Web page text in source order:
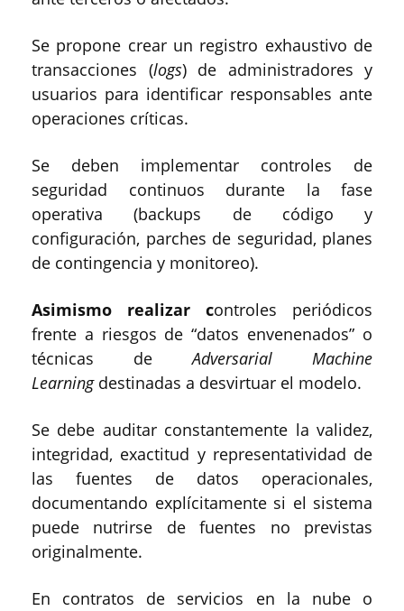
Se propone crear un registro exhaustivo de
transacciones (logs) de administradores y
usuarios para identificar responsables ante
operaciones críticas.
Se deben implementar controles de
seguridad continuos durante la fase
operativa (backups de código y
configuración, parches de seguridad, planes
de contingencia y monitoreo).
Asimismo realizar controles periódicos
frente a riesgos de “datos envenenados” o
técnicas deAdversarial Machine
Learningdestinadas a desvirtuar el modelo.
Se debe auditar constantemente la validez,
integridad, exactitud y representatividad de
las fuentes de datos operacionales,
documentando explícitamente si el sistema
puede nutrirse de fuentes no previstas
originalmente.
En contratos de servicios en la nube o